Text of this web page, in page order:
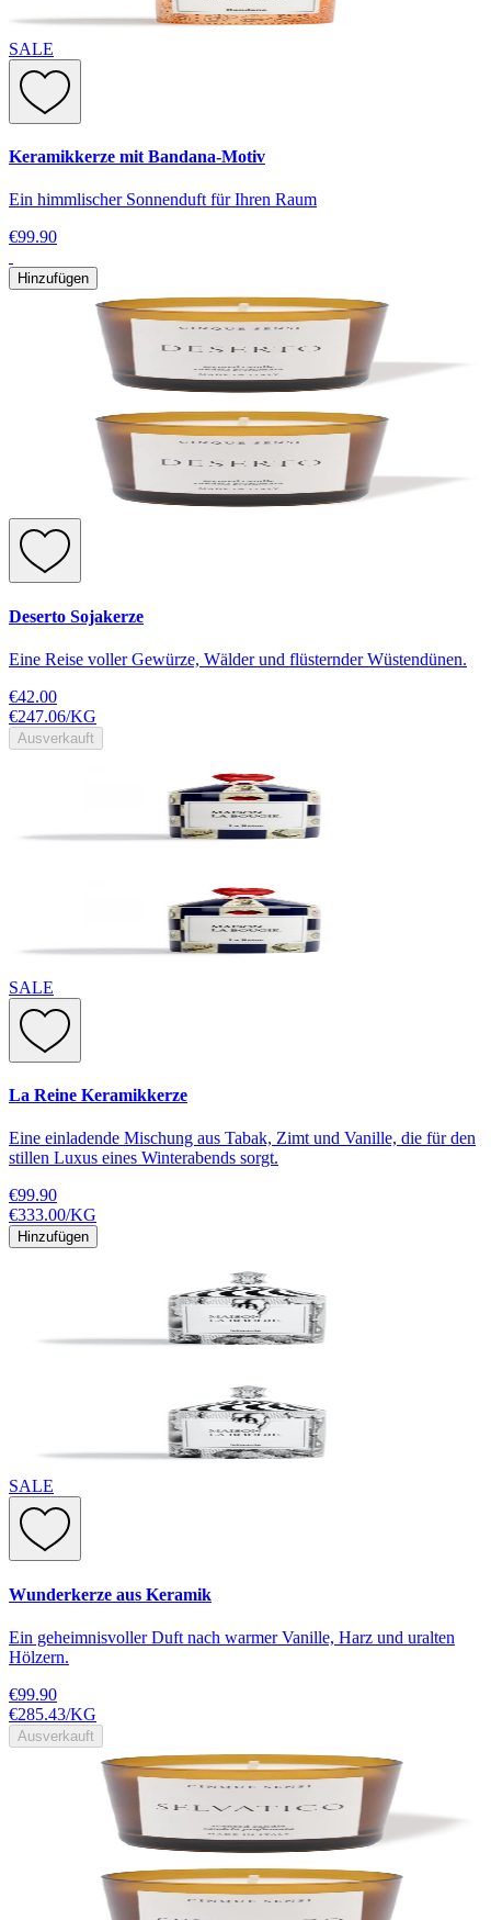
SALE
Keramikkerze mit Bandana-Motiv
Ein himmlischer Sonnenduft für Ihren Raum
€99.90
Hinzufügen
Deserto Sojakerze
Eine Reise voller Gewürze, Wälder und flüsternder Wüstendünen.
€42.00
€247.06/KG
Ausverkauft
SALE
La Reine Keramikkerze
Eine einladende Mischung aus Tabak, Zimt und Vanille, die für den
stillen Luxus eines Winterabends sorgt.
€99.90
€333.00/KG
Hinzufügen
SALE
Wunderkerze aus Keramik
Ein geheimnisvoller Duft nach warmer Vanille, Harz und uralten
Hölzern.
€99.90
€285.43/KG
Ausverkauft